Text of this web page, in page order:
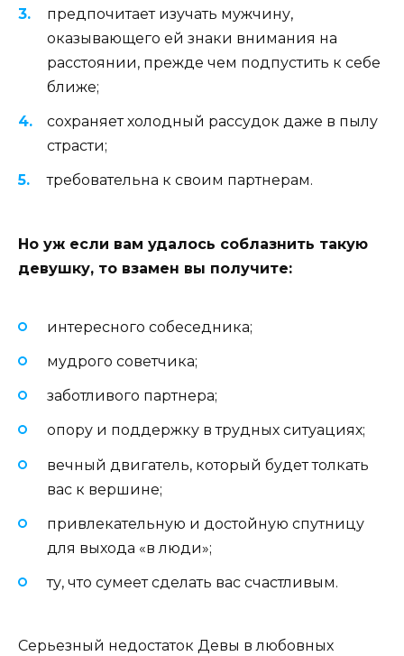
предпочитает изучать мужчину,
оказывающего ей знаки внимания на
расстоянии, прежде чем подпустить к себе
ближе;
сохраняет холодный рассудок даже в пылу
страсти;
требовательна к своим партнерам.
Но уж если вам удалось соблазнить такую
девушку, то взамен вы получите:
интересного собеседника;
мудрого советчика;
заботливого партнера;
опору и поддержку в трудных ситуациях;
вечный двигатель, который будет толкать
вас к вершине;
привлекательную и достойную спутницу
для выхода «в люди»;
ту, что сумеет сделать вас счастливым.
Серьезный недостаток Девы в любовных